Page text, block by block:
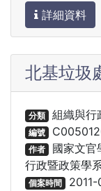
詳細資料
北基垃圾
分類 組織與行
編號
作者 國家文官
行政暨政策學
個案時間 2011-